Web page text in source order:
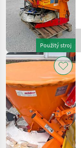
Použitý stroj